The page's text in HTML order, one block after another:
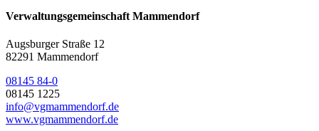
Verwaltungsgemeinschaft Mammendorf
Augsburger Straße 12
82291 Mammendorf
08145 84-0
08145 1225
info@vgmammendorf.de
www.vgmammendorf.de